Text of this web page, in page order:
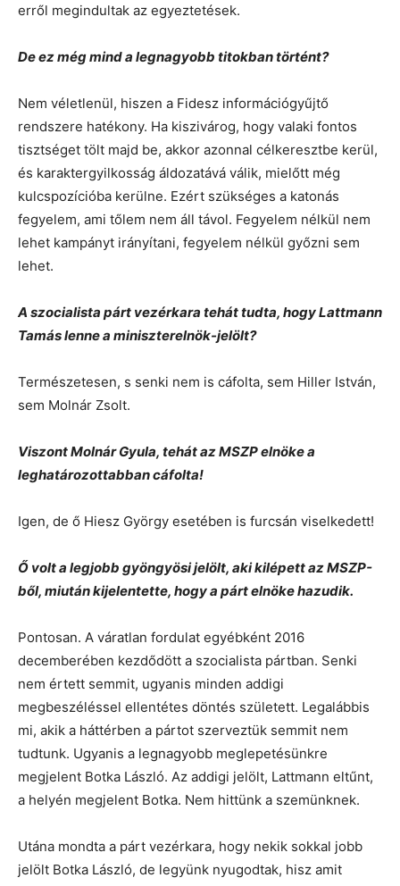
erről megindultak az egyeztetések.
De ez még mind a legnagyobb titokban történt?
Nem véletlenül, hiszen a Fidesz információgyűjtő
rendszere hatékony. Ha kiszivárog, hogy valaki fontos
tisztséget tölt majd be, akkor azonnal célkeresztbe kerül,
és karaktergyilkosság áldozatává válik, mielőtt még
kulcspozícióba kerülne. Ezért szükséges a katonás
fegyelem, ami tőlem nem áll távol. Fegyelem nélkül nem
lehet kampányt irányítani, fegyelem nélkül győzni sem
lehet.
A szocialista párt vezérkara tehát tudta, hogy Lattmann
Tamás lenne a miniszterelnök-jelölt?
Természetesen, s senki nem is cáfolta, sem Hiller István,
sem Molnár Zsolt.
Viszont Molnár Gyula, tehát az MSZP elnöke a
leghatározottabban cáfolta!
Igen, de ő Hiesz György esetében is furcsán viselkedett!
Ő volt a legjobb gyöngyösi jelölt, aki kilépett az MSZP-
ből, miután kijelentette, hogy a párt elnöke hazudik.
Pontosan. A váratlan fordulat egyébként 2016
decemberében kezdődött a szocialista pártban. Senki
nem értett semmit, ugyanis minden addigi
megbeszéléssel ellentétes döntés született. Legalábbis
mi, akik a háttérben a pártot szerveztük semmit nem
tudtunk. Ugyanis a legnagyobb meglepetésünkre
megjelent Botka László. Az addigi jelölt, Lattmann eltűnt,
a helyén megjelent Botka. Nem hittünk a szemünknek.
Utána mondta a párt vezérkara, hogy nekik sokkal jobb
jelölt Botka László, de legyünk nyugodtak, hisz amit